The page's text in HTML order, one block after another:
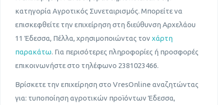
κατηγορία Αγροτικός Συνεταιρισμός. Μπορείτε να
επισκεφθείτε την επιχείρηση στη διεύθυνση Αρχελάου
11 Έδεσσα, Πέλλα, χρησιμοποιώντας τον χάρτη
παρακάτω. Για περισότερες πληροφορίες ή προσφορές
επικοινωνήστε στο τηλέφωνο 2381023466.
Βρίσκετε την επιχείρηση στο VresOnline αναζητώντας
για: τυποποίηση αγροτικών προϊόντων Έδεσσα,